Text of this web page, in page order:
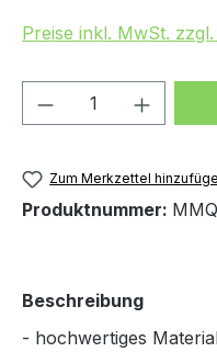
Preise inkl. MwSt.
Produkt
Zum Merkzettel
Produktnummer:
Beschreibung
- hochwertiges